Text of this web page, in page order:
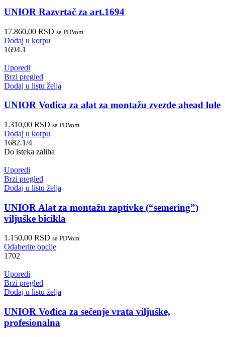
UNIOR Razvrtač za art.1694
17.860,00 RSD sa PDVom
Dodaj u korpu
1694.1
Uporedi
Brzi pregled
Dodaj u listu želja
UNIOR Vođica za alat za montažu zvezde ahead lule
1.310,00 RSD sa PDVom
Dodaj u korpu
1682.1/4
Do isteka zaliha
Uporedi
Brzi pregled
Dodaj u listu želja
UNIOR Alat za montažu zaptivke (“semering”)
viljuške bicikla
1.150,00 RSD sa PDVom
Odaberite opcije
1702
Uporedi
Brzi pregled
Dodaj u listu želja
UNIOR Vođica za sečenje vrata viljuške,
profesionalna